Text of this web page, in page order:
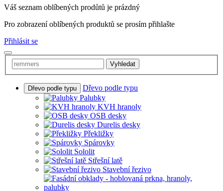
Váš seznam oblíbených prodůtů je prázdný
Pro zobrazení oblíbených produktů se prosím přihlašte
Přihlásit se
Vyhledat
Dřevo podle typu
Dřevo podle typu
Palubky
KVH hranoly
OSB desky
Durelis desky
Překližky
Spárovky
Sololit
Střešní latě
Stavební řezivo